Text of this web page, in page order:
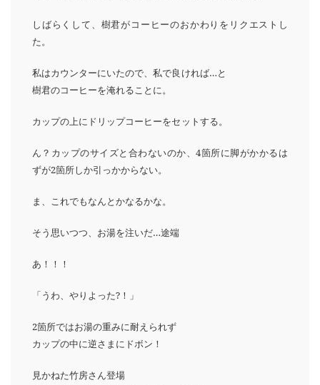
しばらくして、樹君がコーヒーのおかわりをリクエストし
た。
私はカウンターにいたので、私で良ければ…と
樹君のコーヒーを淹れることに。
カップの上にドリップコーヒーをセットする。
ん？カップのサイズと合わないのか、4箇所に脚がかかるは
ずが2箇所しか引っかからない。
ま、これでもなんとかなるかな。
そう思いつつ、お湯を注いだ…途端
あ！！！
「うわ、やりよった?！」
2箇所ではお湯の重みに耐えられず
カップの中に逆さまにドボン！
見かねた竹房さん登場